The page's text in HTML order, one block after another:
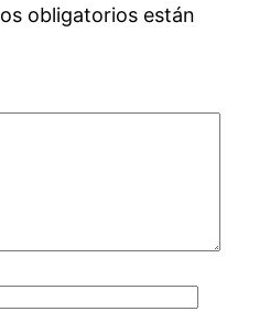
obligatorios están